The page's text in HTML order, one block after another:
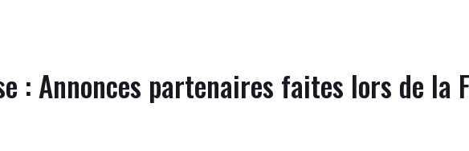
: Annonces partenaires faites lors de la